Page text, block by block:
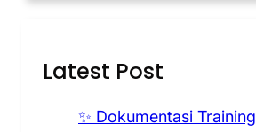
Latest Post
✨ Dokumentasi